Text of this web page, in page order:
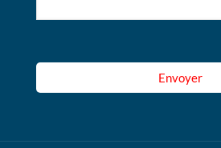
Envoyer